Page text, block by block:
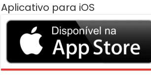
Aplicativo para iOS